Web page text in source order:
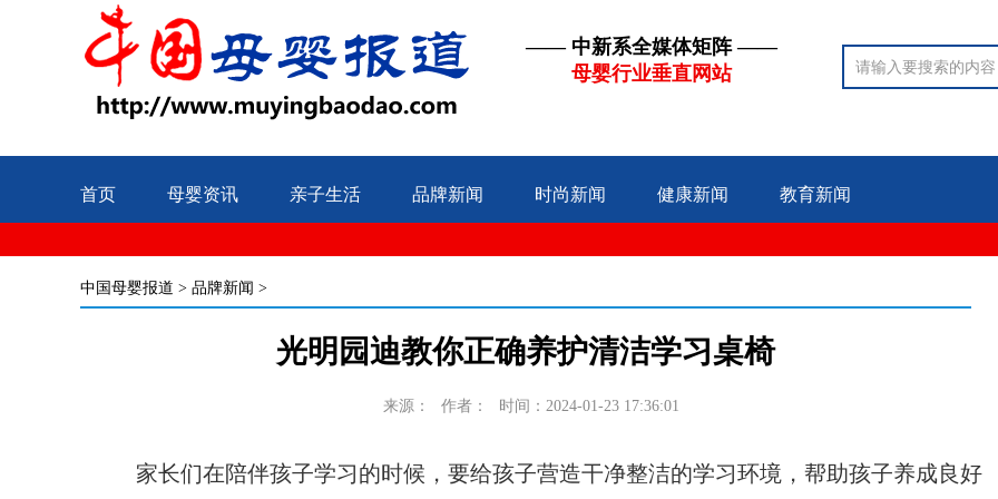
—— 中新系全媒体矩阵 ——
母婴行业垂直网站
首页 母婴资讯 亲子生活 品牌新闻 时尚新闻 健康新闻 教育新闻
中国母婴报道 > 品牌新闻 >
光明园迪教你正确养护清洁学习桌椅
来源： 作者： 时间：2024-01-23 17:36:01
家长们在陪伴孩子学习的时候，要给孩子营造干净整洁的学习环境，帮助孩子养成良好